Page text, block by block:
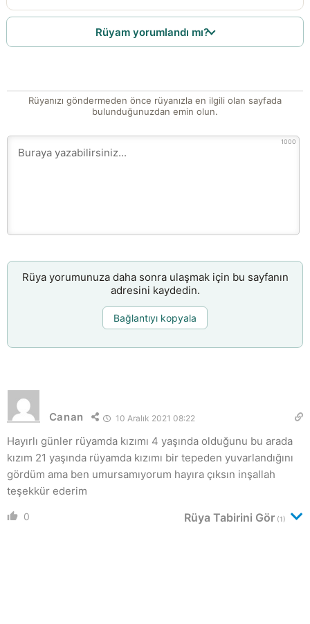
Rüyam yorumlandı mı?
Rüyanızı göndermeden önce rüyanızla en ilgili olan sayfada
bulunduğunuzdan emin olun.
1000
Rüya yorumunuza daha sonra ulaşmak için bu sayfanın
adresini kaydedin.
Bağlantıyı kopyala
Canan 10 Aralık 2021 08:22
Hayırlı günler rüyamda kızımı 4 yaşında olduğunu bu arada
kızım 21 yaşında rüyamda kızımı bir tepeden yuvarlandığını
gördüm ama ben umursamıyorum hayıra çıksın inşallah
teşekkür ederim
0 Rüya Tabirini Gör (1)